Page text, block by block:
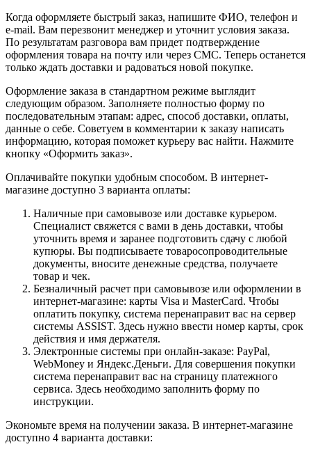
Когда оформляете быстрый заказ, напишите ФИО, телефон и
e-mail. Вам перезвонит менеджер и уточнит условия заказа.
По результатам разговора вам придет подтверждение
оформления товара на почту или через СМС. Теперь останется
только ждать доставки и радоваться новой покупке.
Оформление заказа в стандартном режиме выглядит
следующим образом. Заполняете полностью форму по
последовательным этапам: адрес, способ доставки, оплаты,
данные о себе. Советуем в комментарии к заказу написать
информацию, которая поможет курьеру вас найти. Нажмите
кнопку «Оформить заказ».
Оплачивайте покупки удобным способом. В интернет-
магазине доступно 3 варианта оплаты:
Наличные при самовывозе или доставке курьером.
Специалист свяжется с вами в день доставки, чтобы
уточнить время и заранее подготовить сдачу с любой
купюры. Вы подписываете товаросопроводительные
документы, вносите денежные средства, получаете
товар и чек.
Безналичный расчет при самовывозе или оформлении в
интернет-магазине: карты Visa и MasterCard. Чтобы
оплатить покупку, система перенаправит вас на сервер
системы ASSIST. Здесь нужно ввести номер карты, срок
действия и имя держателя.
Электронные системы при онлайн-заказе: PayPal,
WebMoney и Яндекс.Деньги. Для совершения покупки
система перенаправит вас на страницу платежного
сервиса. Здесь необходимо заполнить форму по
инструкции.
Экономьте время на получении заказа. В интернет-магазине
доступно 4 варианта доставки: